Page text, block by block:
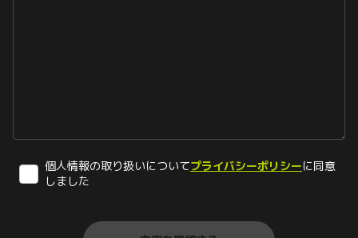
個人情報の取り扱いについてプライバシーポリシーに同意
しました